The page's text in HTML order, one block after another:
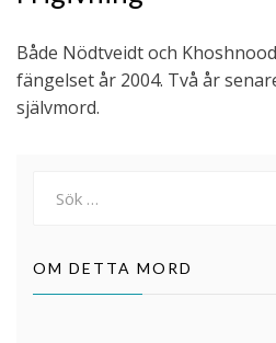
Både Nödtveidt och
fängelset år 2004. Två år
självmord.
efter:
OM DETTA MORD